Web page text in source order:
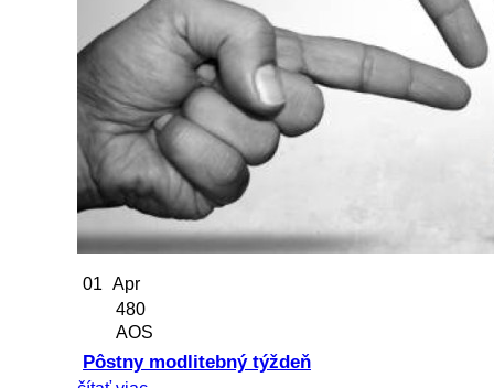
01 Apr
480
AOS
Pôstny modlitebný týždeň